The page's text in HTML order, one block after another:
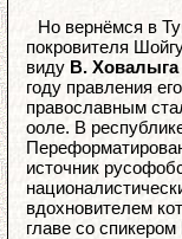
Но вернёмся в
покровителя
виду В. Ховалыга
году правления
православным
ооле. В
источник
вдохновителем
главе со спикером